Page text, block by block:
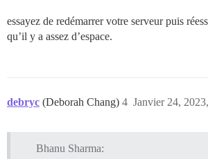
essayez de redémarrer votre serveur puis
qu’il y a assez d’espace.
debryc (Deborah Chang) Janvier 24,
4
Bhanu Sharma: